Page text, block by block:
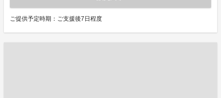
ご提供予定時期：ご支援後7日程度